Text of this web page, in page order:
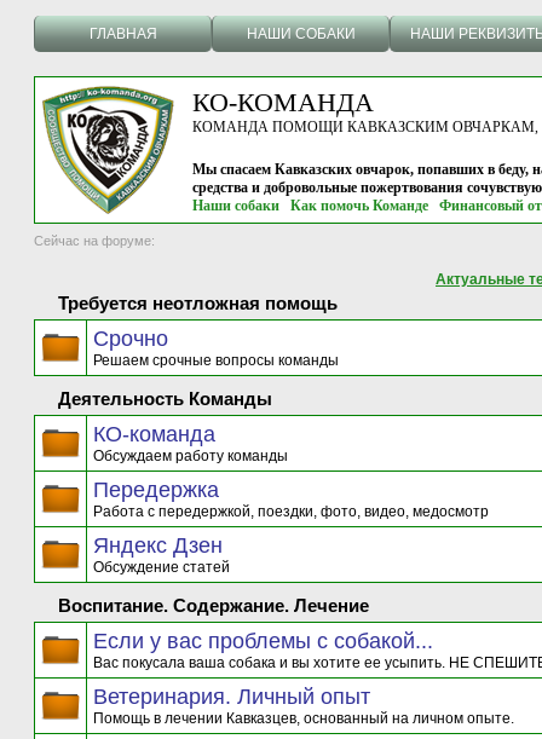
ГЛАВНАЯ НАШИ СОБАКИ НАШИ
КО-КОМАНДА
КОМАНДА ПОМОЩИ КАВКАЗСКИМ ОВЧАРКАМ, г.
Мы спасаем Кавказских овчарок, попавших в беду,
средства и добровольные пожертвования
Наши собаки
Как помочь Команде Финансовый
Сейчас на форуме:
Актуальные
Требуется неотложная помощь
Срочно
Решаем срочные вопросы команды
Деятельность Команды
КО-команда
Обсуждаем работу команды
Передержка
Работа с передержкой, поездки, фото, видео, медосмотр
Яндекс Дзен
Обсуждение статей
Воспитание. Содержание. Лечение
Если у вас проблемы с собакой...
Вас покусала ваша собака и вы хотите ее усыпить. НЕ
Ветеринария. Личный опыт
Помощь в лечении Кавказцев, основанный на личном опыте.